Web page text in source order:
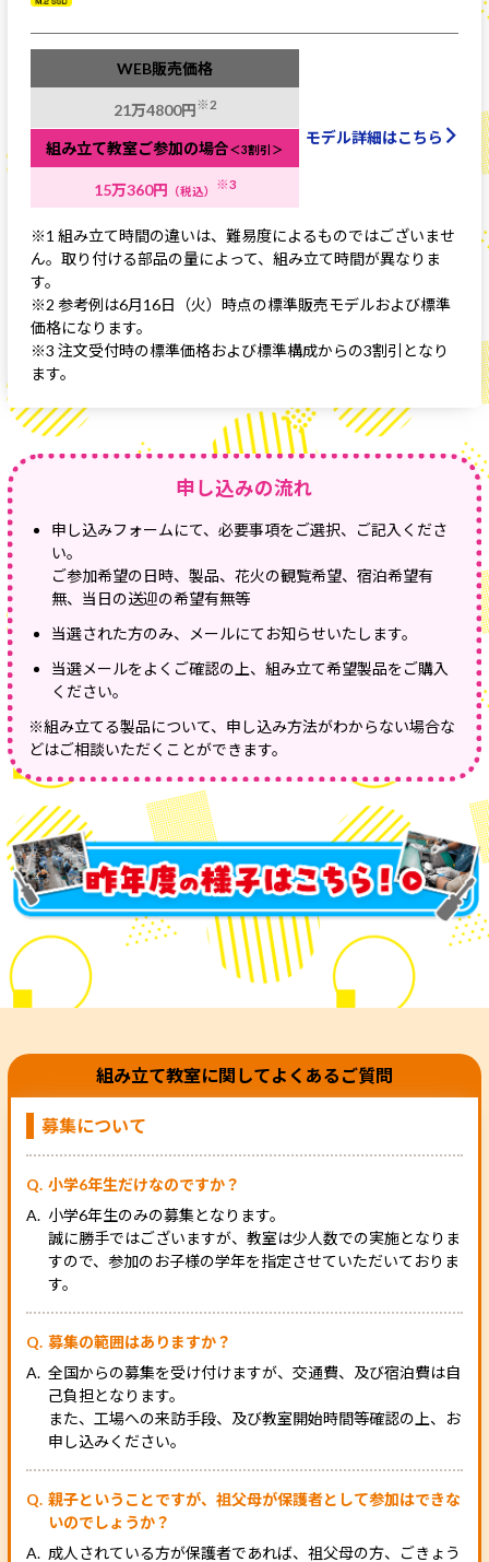
WEB販売価格
21万4800円※2
組み立て教室ご参加の場合＜3割引＞
15万360円 （税込） ※3
モデル詳細はこちら
※1 組み立て時間の違いは、難易度によるものではございませ
ん。取り付ける部品の量によって、組み立て時間が異なりま
す。
※2 参考例は6月16日（火）時点の標準販売モデルおよび標準
価格になります。
※3 注文受付時の標準価格および標準構成からの3割引となり
ます。
申し込みの流れ
申し込みフォームにて、必要事項をご選択、ご記入くださ
い。
ご参加希望の日時、製品、花火の観覧希望、宿泊希望有
無、当日の送迎の希望有無​等​​
当選された方のみ、メールにてお知らせいたします。​​
当選メールをよくご確認の上、組み立て希望製品をご購入
ください。​
※組み立てる製品について、申し込み方法がわからない場合な
どはご相談いただくことができます。​
組み立て教室に関してよくあるご質問
募集について
小学6年生だけなのですか？
小学6年生のみの募集となります。
誠に勝手ではございますが、教室は少人数での実施となりま
すので、参加のお子様の学年を指定させていただいておりま
す。
募集の範囲はありますか？
全国からの募集を受け付けますが、交通費、及び宿泊費は自
己負担となります。
また、工場への来訪手段、及び教室開始時間等確認の上、お
申し込みください。
親子ということですが、祖父母が保護者として参加はできな
いのでしょうか？
成人されている方が保護者であれば、祖父母の方、ごきょう